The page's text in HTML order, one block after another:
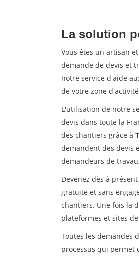
La solution
Vous êtes un artisan
demande de devis et
notre service d'aide
de votre zone
L'utilisation de notre
devis dans toute la
des chantiers grâce à
demandent des devis
demandeurs de
Devenez dès à
gratuite et sans
chantiers. Une fois la
plateformes et sites
Toutes les demandes
processus qui permet